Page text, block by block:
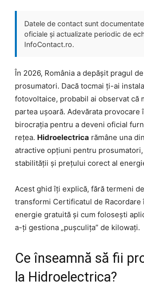
Datele de contact sunt
oficiale și actualizate periodic de
InfoContact.ro.
În 2026, România a depășit pragul
prosumatori. Dacă tocmai ți-ai
fotovoltaice, probabil ai observat că
partea ușoară. Adevărata provocare
birocrația pentru a deveni oficial
rețea. Hidroelectrica rămâne una
atractive opțiuni pentru
stabilității și prețului corect al
Acest ghid îți explică, fără termeni
transformi Certificatul de Racordare
energie gratuită și cum folosești
a-ți gestiona „pușculița” de kilowați.
Ce înseamnă să fii
la Hidroelectrica?